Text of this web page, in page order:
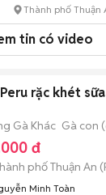
Thành phố Thuận
tin có video
rặc khét
Gà Khác Gà con
đ
phố Thuận An (
Minh Toàn